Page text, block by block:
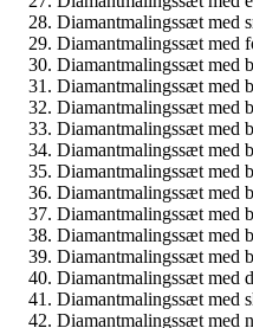
Diamantmalingssæt med
Diamantmalingssæt med
Diamantmalingssæt med
Diamantmalingssæt med
Diamantmalingssæt med
Diamantmalingssæt med
Diamantmalingssæt med
Diamantmalingssæt med
Diamantmalingssæt med
Diamantmalingssæt med
Diamantmalingssæt med
Diamantmalingssæt med
Diamantmalingssæt med
Diamantmalingssæt med
Diamantmalingssæt med